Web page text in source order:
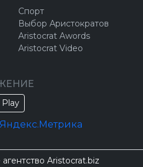
Спорт
Выбор Аристократов
Aristocrat Awords
Aristocrat Video
Aristocrat.biz